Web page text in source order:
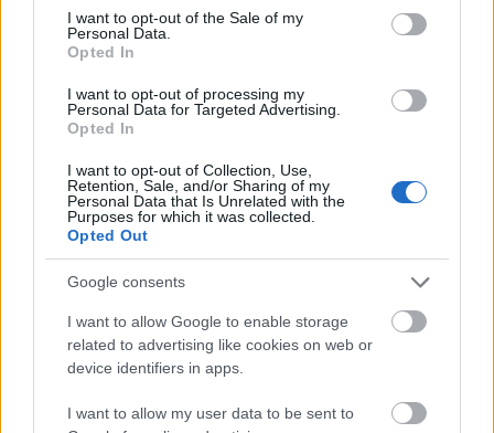
consent section.
I want to opt-out of the Sale of my
Personal Data.
Opted In
I want to opt-out of processing my
Personal Data for Targeted Advertising.
Opted In
I want to opt-out of Collection, Use,
Retention, Sale, and/or Sharing of my
Personal Data that Is Unrelated with the
Purposes for which it was collected.
Opted Out
Google consents
I want to allow Google to enable storage
related to advertising like cookies on web or
device identifiers in apps.
I want to allow my user data to be sent to
Ξηροί καρποί: Τι συμβαίνει στο σώμα όταν τρώτε
πάρα πολλούς